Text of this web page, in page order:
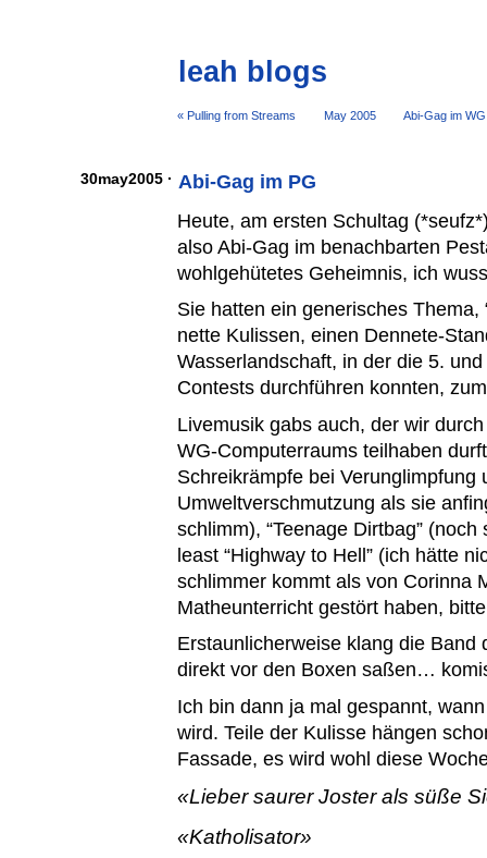
leah blogs
« Pulling from Streams May 2005 Abi-Gag im
30may2005 · Abi-Gag im PG
Heute, am ersten Schultag
also Abi-Gag im benachbarten
wohlgehütetes Geheimnis, ich
Sie hatten ein generisches Thema,
nette Kulissen, einen Dennete-
Wasserlandschaft, in der die 5.
Contests durchführen konnten,
Livemusik gabs auch, der wir
WG-Computerraums teilhaben
Schreikrämpfe bei Verunglimpfung
Umweltverschmutzung als sie
schlimm), “Teenage Dirtbag”
least “Highway to Hell” (ich hätte
schlimmer kommt als von Corinna
Matheunterricht gestört haben,
Erstaunlicherweise klang die Band
direkt vor den Boxen saßen…
Ich bin dann ja mal gespannt,
wird. Teile der Kulisse hängen
Fassade, es wird wohl diese
Lieber saurer Joster als süße
Katholisator